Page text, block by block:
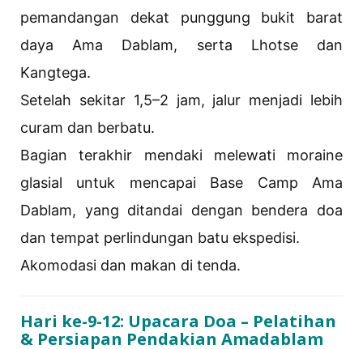
pemandangan dekat punggung bukit barat
daya Ama Dablam, serta Lhotse dan
Kangtega.
Setelah sekitar 1,5–2 jam, jalur menjadi lebih
curam dan berbatu.
Bagian terakhir mendaki melewati moraine
glasial untuk mencapai Base Camp Ama
Dablam, yang ditandai dengan bendera doa
dan tempat perlindungan batu ekspedisi.
Akomodasi dan makan di tenda.
Hari ke-9-12: Upacara Doa – Pelatihan
& Persiapan Pendakian Amadablam